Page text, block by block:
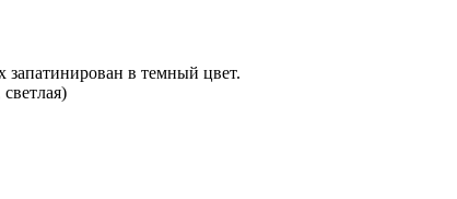
запатинирован в темный цвет.